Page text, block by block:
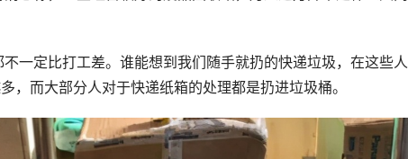
一定比打工差。谁能想到我们随手就扔的快递垃圾，在这些人
，而大部分人对于快递纸箱的处理都是扔进垃圾桶。